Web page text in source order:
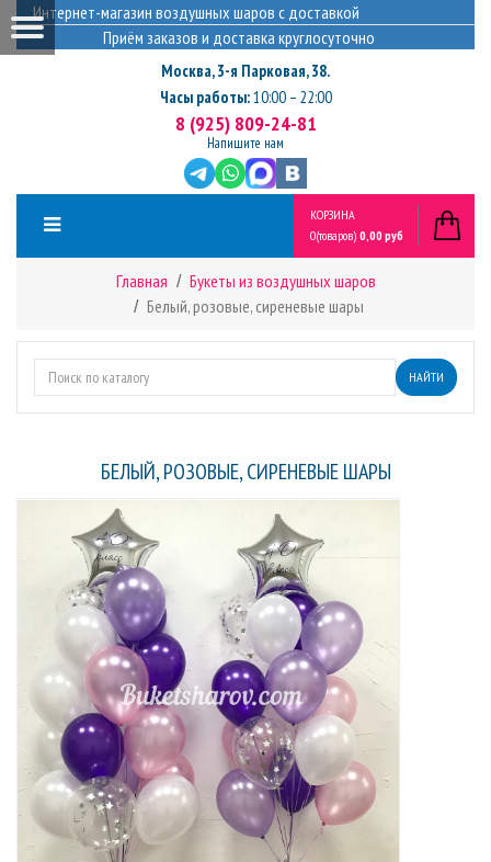
Интернет-магазин воздушных шаров с доставкой
Приём заказов и доставка круглосуточно
Москва,3-я Парковая, 38.
Часы работы:10:00 – 22:00
8 (925) 809-24-81
Напишите нам
КОРЗИНА
0(товаров) 0,00 руб
Главная
Букеты из воздушных шаров
Белый, розовые, сиреневые шары
НАЙТИ
БЕЛЫЙ, РОЗОВЫЕ, СИРЕНЕВЫЕ ШАРЫ